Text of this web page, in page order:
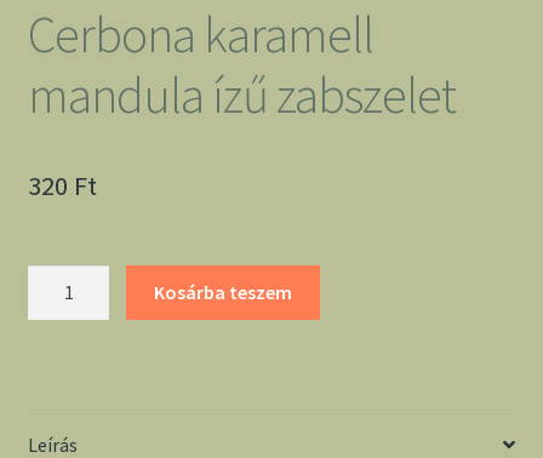
Cerbona karamell
mandula ízű zabszelet
320 Ft
Kosárba teszem
Leírás